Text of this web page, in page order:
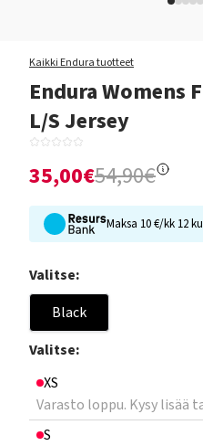
Kaikki Endura tuotteet
Endura Womens
L/S Jersey
35,00€54,90€
Maksa 10 €/kk 12
Valitse:
Black
Valitse:
XS
Varasto loppu. Kysy
S